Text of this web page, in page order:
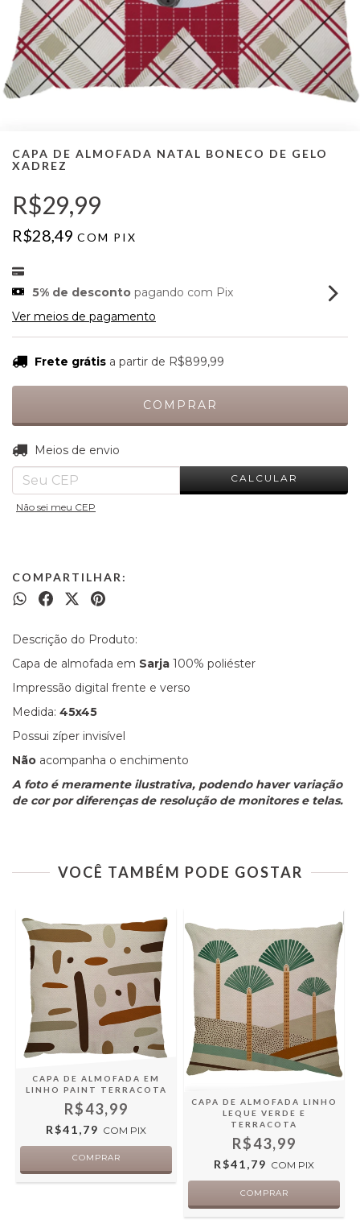
CAPA DE ALMOFADA NATAL BONECO DE GELO
XADREZ
R$29,99
R$28,49 COM PIX
5% de desconto pagando com Pix
Ver meios de pagamento
Frete grátis a partir de R$899,99
Entregas para o CEP:
Meios de envio
CALCULAR
Não sei meu CEP
COMPARTILHAR:
Descrição do Produto:
Capa de almofada em Sarja 100% poliéster
Impressão digital frente e verso
Medida: 45x45
Possui zíper invisível
Não acompanha o enchimento
A foto é meramente ilustrativa, podendo haver variação
de cor por diferenças de resolução de monitores e telas.
VOCÊ TAMBÉM PODE GOSTAR
CAPA DE ALMOFADA EM
LINHO PAINT TERRACOTA
R$43,99
R$41,79 COM PIX
CAPA DE ALMOFADA LINHO
LEQUE VERDE E
TERRACOTA
R$43,99
R$41,79 COM PIX